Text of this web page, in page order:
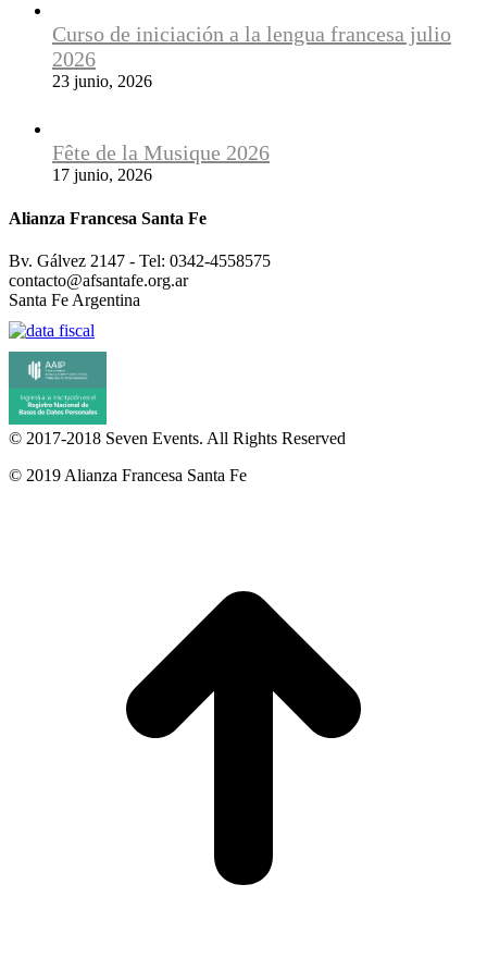
Curso de iniciación a la lengua francesa julio
2026
23 junio, 2026
Fête de la Musique 2026
17 junio, 2026
Alianza Francesa Santa Fe
Bv. Gálvez 2147 - Tel: 0342-4558575
contacto@afsantafe.org.ar
Santa Fe Argentina
© 2017-2018 Seven Events. All Rights Reserved
© 2019 Alianza Francesa Santa Fe